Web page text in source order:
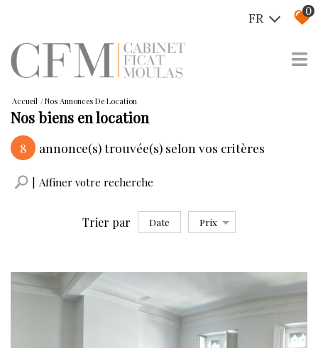
FR 0
Accueil Nos Annonces De Location
Nos biens en location
8 annonce(s) trouvée(s) selon vos critères
Affiner votre recherche
Trier par Date Prix